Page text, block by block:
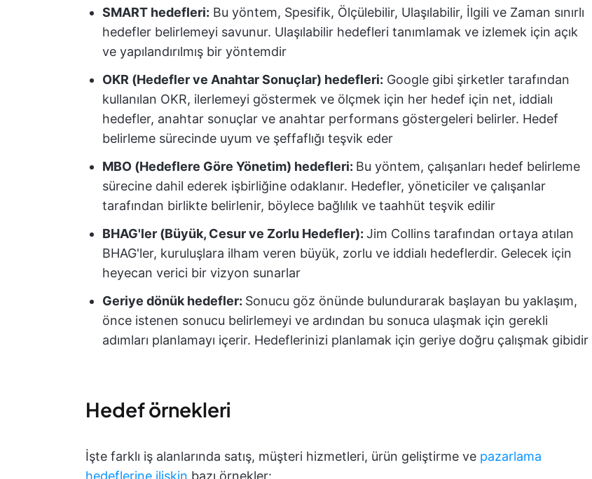
SMART hedefleri: Bu yöntem, Spesifik, Ölçülebilir, Ulaşılabilir, İlgili ve Zaman sınırlı
hedefler belirlemeyi savunur. Ulaşılabilir hedefleri tanımlamak ve izlemek için açık
ve yapılandırılmış bir yöntemdir
OKR (Hedefler ve Anahtar Sonuçlar) hedefleri: Google gibi şirketler tarafından
kullanılan OKR, ilerlemeyi göstermek ve ölçmek için her hedef için net, iddialı
hedefler, anahtar sonuçlar ve anahtar performans göstergeleri belirler. Hedef
belirleme sürecinde uyum ve şeffaflığı teşvik eder
MBO (Hedeflere Göre Yönetim) hedefleri: Bu yöntem, çalışanları hedef belirleme
sürecine dahil ederek işbirliğine odaklanır. Hedefler, yöneticiler ve çalışanlar
tarafından birlikte belirlenir, böylece bağlılık ve taahhüt teşvik edilir
BHAG'ler (Büyük, Cesur ve Zorlu Hedefler): Jim Collins tarafından ortaya atılan
BHAG'ler, kuruluşlara ilham veren büyük, zorlu ve iddialı hedeflerdir. Gelecek için
heyecan verici bir vizyon sunarlar
Geriye dönük hedefler: Sonucu göz önünde bulundurarak başlayan bu yaklaşım,
önce istenen sonucu belirlemeyi ve ardından bu sonuca ulaşmak için gerekli
adımları planlamayı içerir. Hedeflerinizi planlamak için geriye doğru çalışmak gibidir
Hedef örnekleri
İşte farklı iş alanlarında satış, müşteri hizmetleri, ürün geliştirme ve pazarlama
hedeflerine ilişkin bazı örnekler: